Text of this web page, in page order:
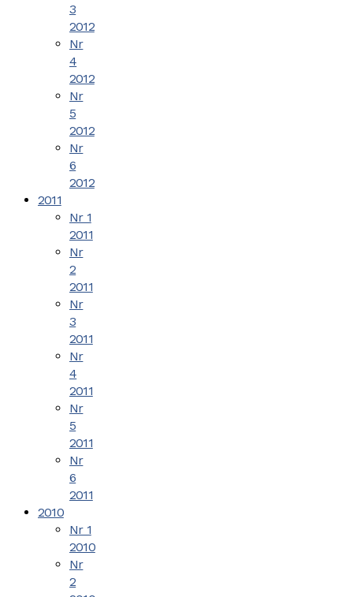
3
2012
Nr
4
2012
Nr
5
2012
Nr
6
2012
2011
Nr 1
2011
Nr
2
2011
Nr
3
2011
Nr
4
2011
Nr
5
2011
Nr
6
2011
2010
Nr 1
2010
Nr
2